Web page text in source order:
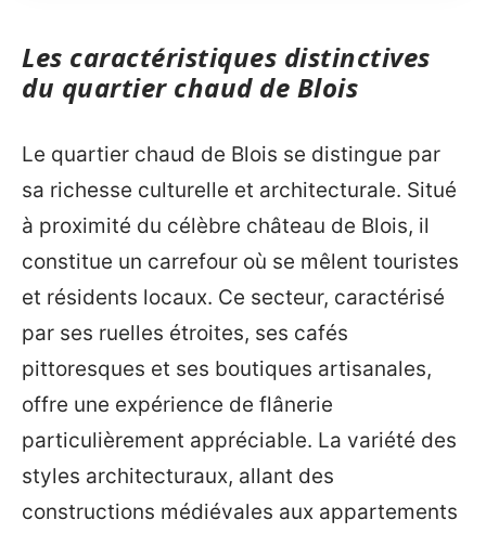
Les caractéristiques distinctives
du quartier chaud de Blois
Le quartier chaud de Blois se distingue par
sa richesse culturelle et architecturale. Situé
à proximité du célèbre château de Blois, il
constitue un carrefour où se mêlent touristes
et résidents locaux. Ce secteur, caractérisé
par ses ruelles étroites, ses cafés
pittoresques et ses boutiques artisanales,
offre une expérience de flânerie
particulièrement appréciable. La variété des
styles architecturaux, allant des
constructions médiévales aux appartements